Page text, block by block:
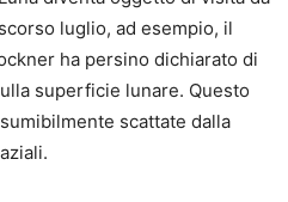
luglio, ad esempio, il
ha persino dichiarato di
superficie lunare. Questo
scattate dalla